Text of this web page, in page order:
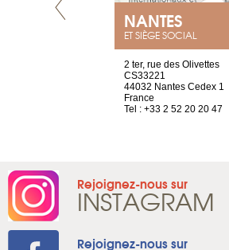
NANTES
ET SIÈGE SOCIAL
2 ter, rue des Olivettes
CS33221
44032 Nantes Cedex 1
France
Tel : +33 2 52 20 20 47
Rejoignez-nous sur
INSTAGRAM
Rejoignez-nous sur